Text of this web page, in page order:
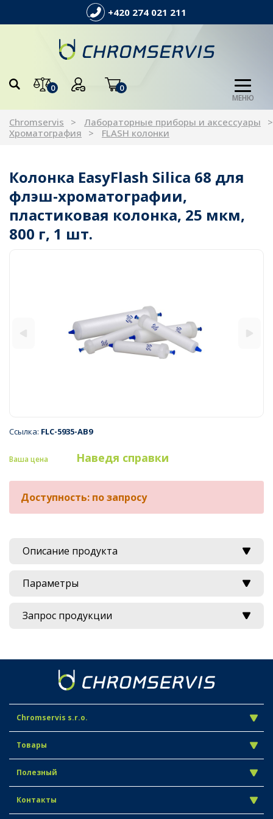
+420 274 021 211
0 0
МЕНЮ
Chromservis
Лабораторные приборы и аксессуары
Хроматография
FLASH колонки
Колонка EasyFlash Silica 68 для
флэш-хроматографии,
пластиковая колонка, 25 мкм,
800 г, 1 шт.
Ссылка: FLC-5935-AB9
Ваша цена Наведя справки
Доступность: по запросу
Описание продукта
Параметры
Запрос продукции
Chromservis s.r.o.
Товары
Полезный
Контакты